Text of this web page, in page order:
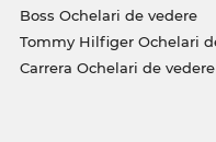
Boss Ochelari de vedere
Tommy Hilfiger Ochelari
Carrera Ochelari de vedere